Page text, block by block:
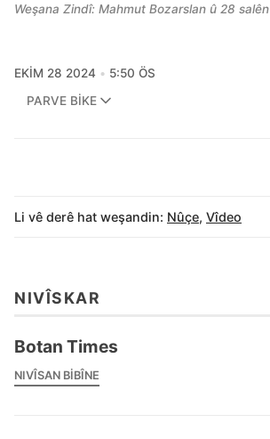
Weşana Zindî: Mahmut Bozarslan û 28
EKIM 28 2024
5:50 ÖS
PARVE BIKE
Li vê derê hat weşandin: Nûçe, Vîdeo
NIVÎSKAR
Botan Times
NIVÎSAN BIBÎNE